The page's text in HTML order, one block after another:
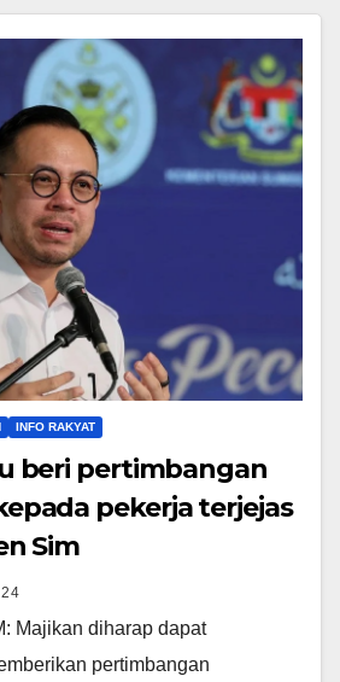
INFO RAKYAT
beri pertimbangan
pekerja terjejas
Sim
Majikan diharap dapat
pertimbangan